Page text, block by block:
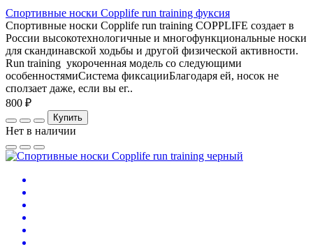
Спортивные носки Copplife run training фуксия
Спортивные носки Copplife run training СOPPLIFE создает в
России высокотехнологичные и многофункциональные носки
для скандинавской ходьбы и другой физической активности.
Run training укороченная модель со следующими
особенностямиСистема фиксацииБлагодаря ей, носок не
сползает даже, если вы ег..
800 ₽
Купить
Нет в наличии